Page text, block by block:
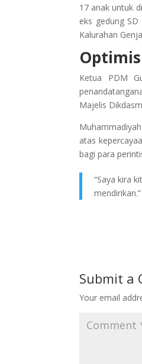
17 anak untuk
eks gedung
Kalurahan
Ketua PDM
Majelis
atas
bagi para
“Saya kira
Submit a
Your email